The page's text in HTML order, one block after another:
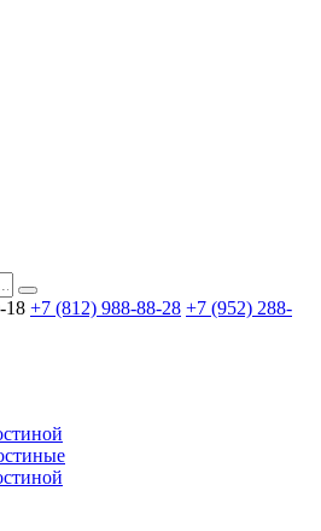
18 +7 (812) 988-88-28 +7 (952) 288-